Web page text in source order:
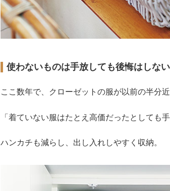
使わないものは手放しても後悔はしない
ここ数年で、クローゼットの服が以前の半分近
「着ていない服はたとえ高価だったとしても
ハンカチも減らし、出し入れしやすく収納。